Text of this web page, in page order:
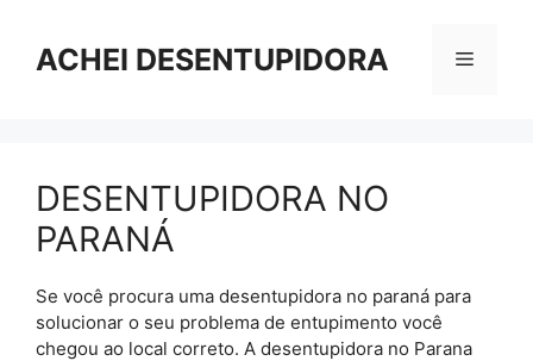
ACHEI DESENTUPIDORA Menu
DESENTUPIDORA NO
PARANÁ
Se você procura uma desentupidora no paraná para
solucionar o seu problema de entupimento você
chegou ao local correto. A desentupidora no Parana